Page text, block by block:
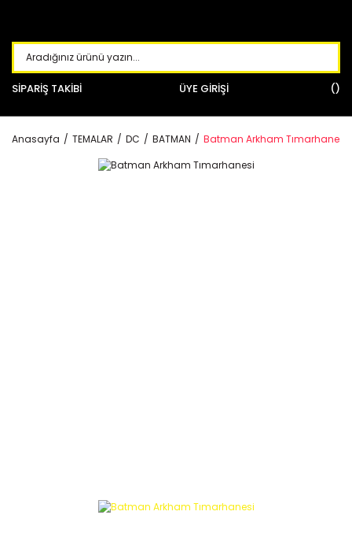
SİPARİŞ TAKİBİ ÜYE GİRİŞİ
Anasayfa TEMALAR DC BATMAN Batman Arkham Tımarhanesi